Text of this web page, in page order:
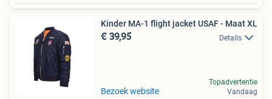
Kinder MA-1 flight jacket USAF - Maat XL
€ 39,95 Details
Bezoek website
Topadvertentie
Vandaag